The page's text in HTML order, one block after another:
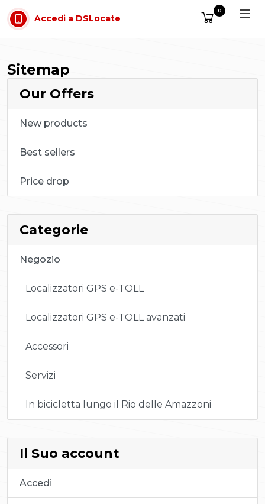
Vai al contenuto
Accedi a DSLocate
0
Sitemap
Our Offers
New products
Best sellers
Price drop
Categorie
Negozio
Localizzatori GPS e-TOLL
Localizzatori GPS e-TOLL avanzati
Accessori
Servizi
In bicicletta lungo il Rio delle Amazzoni
Il Suo account
Accedi